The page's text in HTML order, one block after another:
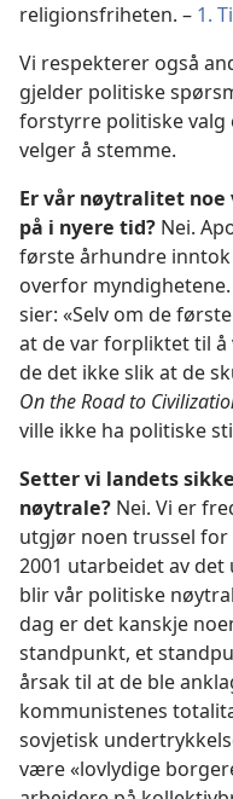
religionsfriheten. – 1.
Vi respekterer også
gjelder politiske
forstyrre politiske valg
velger å stemme.
Er vår nøytralitet noe
på i nyere tid? Nei.
første århundre
overfor
sier: «Selv om de
at de var forpliktet til å
de det ikke slik at de
On the Road to
ville ikke ha politiske
Setter vi landets
nøytrale? Nei. Vi er
utgjør noen trussel
2001 utarbeidet av
blir vår politiske
dag er det kanskje
standpunkt, et
årsak til at de ble
kommunistenes
sovjetisk
være «lovlydige